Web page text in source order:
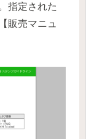
指定された
販売マニュ